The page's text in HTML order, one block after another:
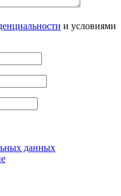
и условиями
данных